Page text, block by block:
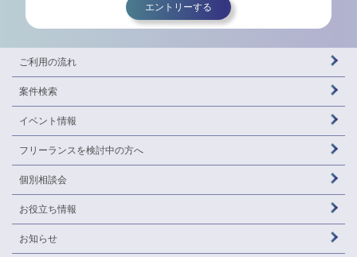
エントリーする
ご利用の流れ
案件検索
イベント情報
フリーランスを検討中の方へ
個別相談会
お役立ち情報
お知らせ